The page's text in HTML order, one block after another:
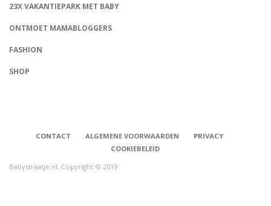
23X VAKANTIEPARK MET BABY
ONTMOET MAMABLOGGERS
FASHION
SHOP
CONTACT ALGEMENE VOORWAARDEN
PRIVACY
COOKIEBELEID
Babystraatje.nl, Copyright © 2019